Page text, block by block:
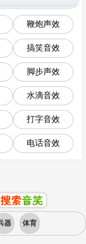
鞭炮声效
搞笑音效
脚步声效
水滴音效
打字音效
电话音效
器 体育